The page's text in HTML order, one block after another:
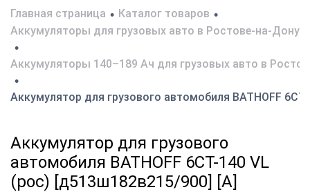
Главная страница • Каталог товаров •
Аккумуляторы для грузовых авто в Ростове-на-Дону
•
Аккумуляторы 140–189 Ач для грузовых авто в
•
Аккумулятор для грузового автомобиля BATHOFF
Аккумулятор для грузового
автомобиля BATHOFF 6СТ-140 VL
(рос) [д513ш182в215/900] [A]